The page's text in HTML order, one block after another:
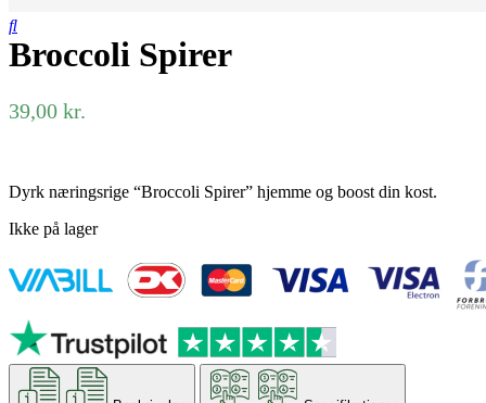
Broccoli Spirer
39,00 kr.
Dyrk næringsrige “Broccoli Spirer” hjemme og boost din kost.
Ikke på lager